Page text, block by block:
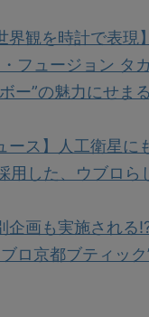
観を時計で表現
フュージョン タ
ー”の魅力にせま
ス】人工衛星に
用した、ウブロら
画も実施される
ロ京都ブティック